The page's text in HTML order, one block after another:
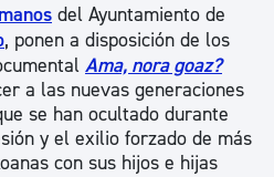
del Ayuntamiento de
, ponen a disposición de los
Ama, nora goaz?
a las nuevas generaciones
se han ocultado durante
y el exilio forzado de más
con sus hijos e hijas